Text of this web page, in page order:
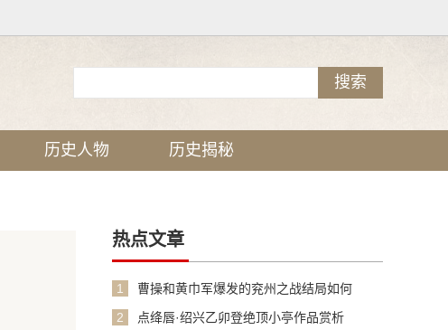
历史人物 历史揭秘
热点文章
1
曹操和黄巾军爆发的兖州之战结局如何
2
点绛唇·绍兴乙卯登绝顶小亭作品赏析